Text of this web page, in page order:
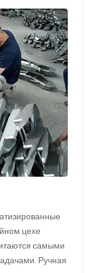
цехе
самыми
Ручная